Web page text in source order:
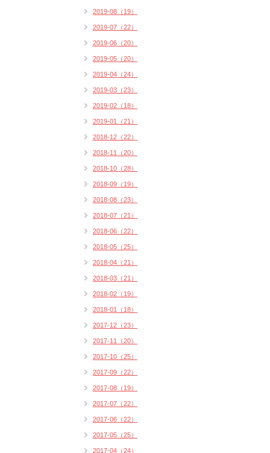
2019-08（19）
2019-07（22）
2019-06（20）
2019-05（20）
2019-04（24）
2019-03（23）
2019-02（18）
2019-01（21）
2018-12（22）
2018-11（20）
2018-10（28）
2018-09（19）
2018-08（23）
2018-07（21）
2018-06（22）
2018-05（25）
2018-04（21）
2018-03（21）
2018-02（19）
2018-01（18）
2017-12（23）
2017-11（20）
2017-10（25）
2017-09（22）
2017-08（19）
2017-07（22）
2017-06（22）
2017-05（25）
2017-04（24）